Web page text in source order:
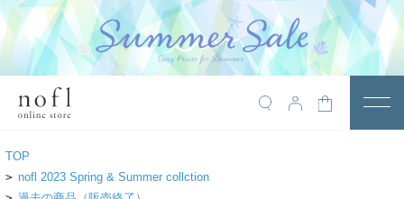
￥10,800税込以上で送料無料
トップス
TOP
> nofl 2023 Spring & Summer collction